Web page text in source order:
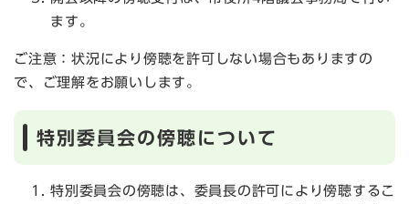
ます。
ご注意：状況により傍聴を許可しない場合もありますの
で、ご理解をお願いします。
特別委員会の傍聴について
特別委員会の傍聴は、委員長の許可により傍聴するこ